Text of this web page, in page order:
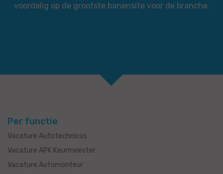
voordelig op de grootste banensite voor de branche.
Per functie
Vacature Autotechnicus
Vacature APK Keurmeester
Vacature Automonteur